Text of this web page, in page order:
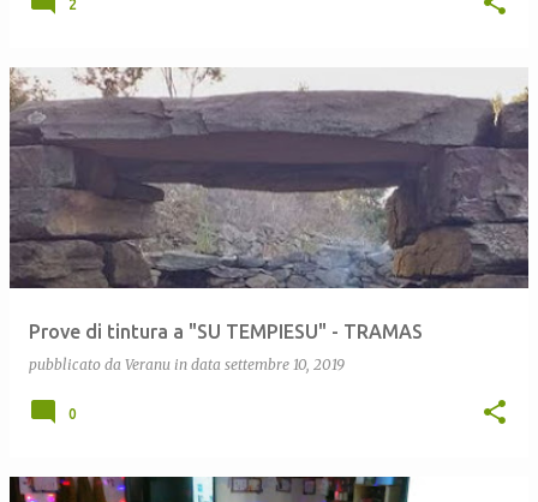
2
Prove di tintura a "SU TEMPIESU" - TRAMAS
pubblicato da Veranu in data settembre 10, 2019
0